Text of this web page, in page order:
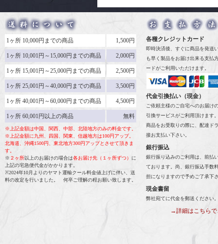
1ヶ所 10,000円までの商品 1,500円
1ヶ所 10,001円～15,000円までの商品 2,000円
1ヶ所 15,001円～25,000円までの商品 2,500円
1ヶ所 25,001円～40,000円までの商品 3,500円
1ヶ所 40,001円～60,000円までの商品 4,500円
1ヶ所 60,001円以上の商品 無料
※上記金額は中国、関西、中部、北陸地方のみの料金です。
※上記金額に九州、四国、関東、信越地方は100円アップ。
北海道、沖縄1500円、東北地方300円アップとさせて頂きま
す。
※ ２ヶ所以上のお届けの場合は各お届け先（１ヶ所ずつ） に
上記の宅急便代金がかかります。
※2024年10月よりのヤマト運輸クール料金値上げに伴い、送
料の改定を行いました。 何卒ご理解の程お願い致します。
各種クレジットカード
即時決済後、すぐに商品を発送
も早く製品をお届け出来る支払
ードがご利用いただけます。
代金引換払い（現金）
ご依頼主様のご自宅へのお届け
引換サービスがご利用頂けます
商品をお受取りの際に、配達ド
接お支払い下さい。
銀行振込
銀行振り込みのご利用は、前払
ております。尚、銀行振込手数
担になりますので予めご了承下
現金書留
弊社宛てに代金を郵送ください
→詳細はこちら